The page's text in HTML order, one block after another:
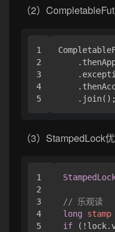
（2）
1
2
3
4
（3）StampedLock
1
2
3
4
5
// 乐观读
long
stamp
if